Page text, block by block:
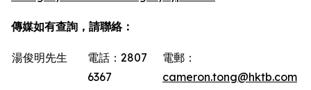
傳媒如有查詢，請聯絡：
湯俊明先生
電話：2807
6367
電郵：
cameron.tong@hktb.com